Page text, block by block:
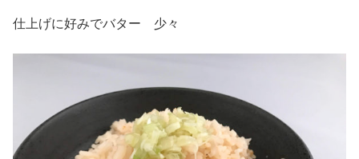
仕上げに好みでバター 少々